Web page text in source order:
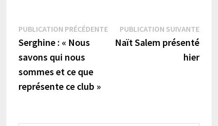
Navigation
de
l’article
PUBLICATION PRÉCÉDENTEPublication
précédente :
Serghine : « Nous
savons qui nous
sommes et ce que
représente ce club »
PUBLICATION SUIVANTE
Naït Salem présenté
hier